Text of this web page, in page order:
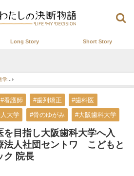
Long Story Short Story
学
#看護師 #歯列矯正 #歯科医
大学 #骨のゆがみ #大阪歯科大学
を目指し大阪歯科大学へ入
人社団セントワ こどもと
ク 院長